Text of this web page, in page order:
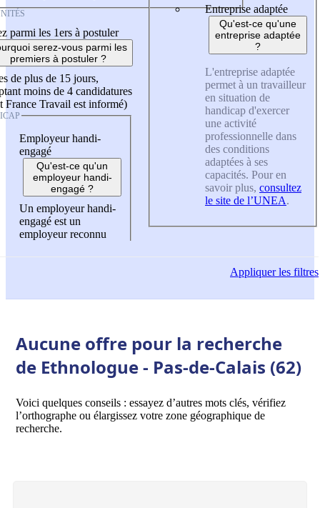
parmi les 1ers à postuler
serez-vous parmi les
premiers à postuler ?
de plus de 15 jours,
moins de 4 candidatures
France Travail est informé)
Employeur handi-
engagé
Qu'est-ce qu'un
employeur handi-
engagé ?
Un employeur handi-
engagé est un
employeur reconnu
Entreprise adaptée
Qu'est-ce qu'une
entreprise adaptée
?
L'entreprise adaptée
permet à un travailleur
en situation de
handicap d'exercer
une activité
professionnelle dans
des conditions
adaptées à ses
capacités. Pour en
savoir plus, consultez
le site de l’UNEA.
Appliquerles filtres
Aucune offre pour la recherche
de Ethnologue - Pas-de-Calais (62)
Voici quelques conseils : essayez d’autres mots clés, vérifiez
l’orthographe ou élargissez votre zone géographique de
recherche.